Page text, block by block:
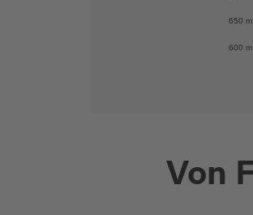
600 m
650 m
Von